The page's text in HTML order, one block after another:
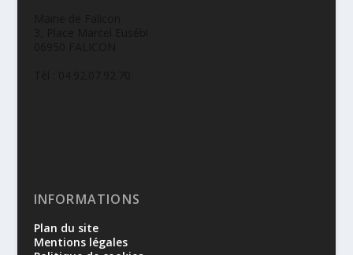
INFORMATIONS
Plan du site
Mentions légales